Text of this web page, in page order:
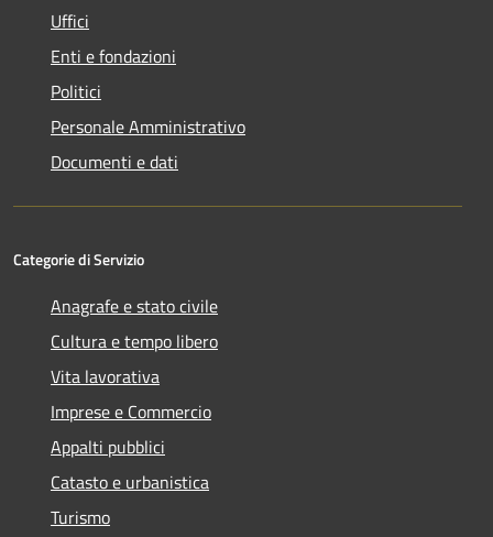
Uffici
Enti e fondazioni
Politici
Personale Amministrativo
Documenti e dati
Categorie di Servizio
Anagrafe e stato civile
Cultura e tempo libero
Vita lavorativa
Imprese e Commercio
Appalti pubblici
Catasto e urbanistica
Turismo